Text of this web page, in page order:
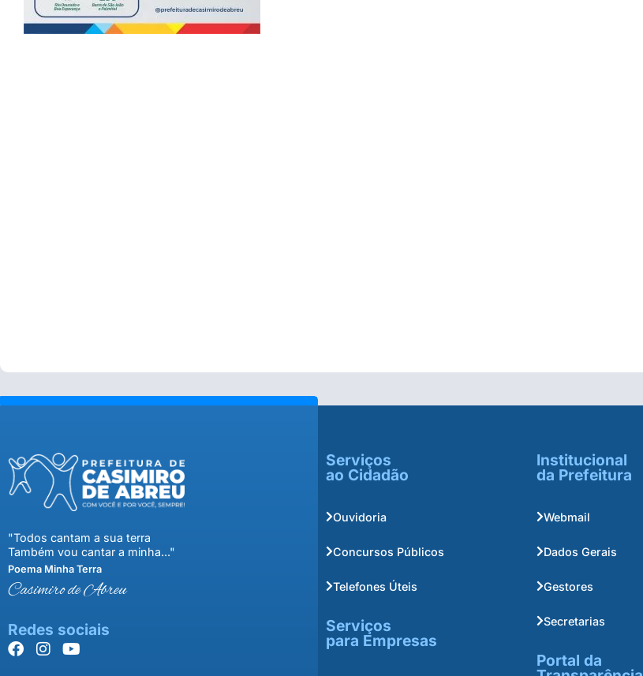
"Todos cantam a sua terra
Também vou cantar a minha..."
Poema Minha Terra
Casimiro de Abreu
Redes sociais
Serviços
ao Cidadão
Ouvidoria
Concursos Públicos
Telefones Úteis
Serviços
para Empresas
Institucional
da Prefeitura
Webmail
Dados Gerais
Gestores
Secretarias
Portal da